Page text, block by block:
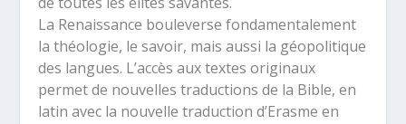
La Renaissance bouleverse fondamentalement
la théologie, le savoir, mais aussi la géopolitique
des langues. L’accès aux textes originaux
permet de nouvelles traductions de la Bible, en
latin avec la nouvelle traduction d’Erasme en